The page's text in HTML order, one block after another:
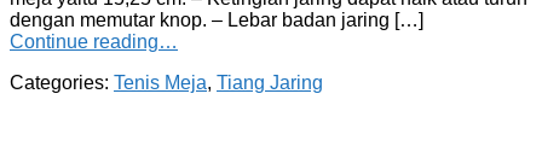
dengan memutar knop. – Lebar badan jaring […]
Continue reading…
Categories: Tenis Meja, Tiang Jaring